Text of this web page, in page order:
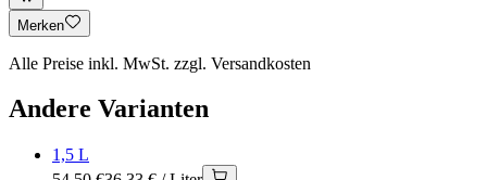
Merken
Alle Preise inkl. MwSt. zzgl. Versandkosten
Andere Varianten
1,5 L